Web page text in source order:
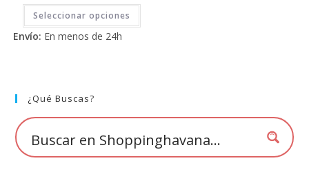
Seleccionar opciones
Este
tiene
la
de
producto
Envío: En menos de 24h
¿Qué Buscas?